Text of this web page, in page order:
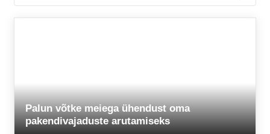
Palun võtke meiega ühendust oma
pakendivajaduste arutamiseks